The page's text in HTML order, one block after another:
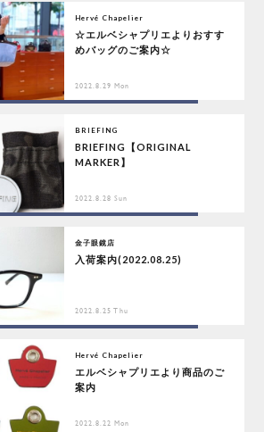
Hervé Chapelier
☆エルベシャプリエよりおすす
めバッグのご案内☆
2022.8.29 Mon
BRIEFING
BRIEFING【ORIGINAL
MARKER】
2022.8.28 Sun
金子眼鏡店
入荷案内(2022.08.25)
2022.8.25 Thu
Hervé Chapelier
エルベシャプリエより商品のご
案内
2022.8.22 Mon